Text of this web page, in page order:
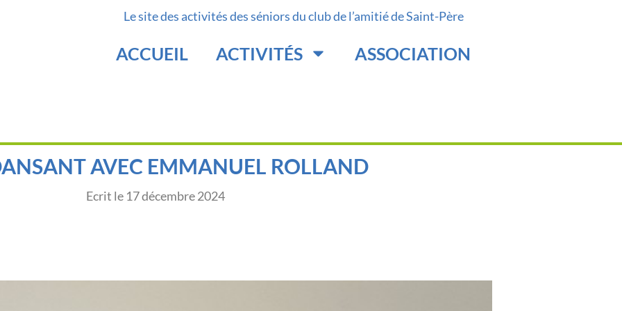
Le site des activités des séniors du club de l’amitié de Saint-Père
ACCUEIL ACTIVITÉS ASSOCIATION
AVEC EMMANUEL ROLLAND
Ecrit le 17 décembre 2024